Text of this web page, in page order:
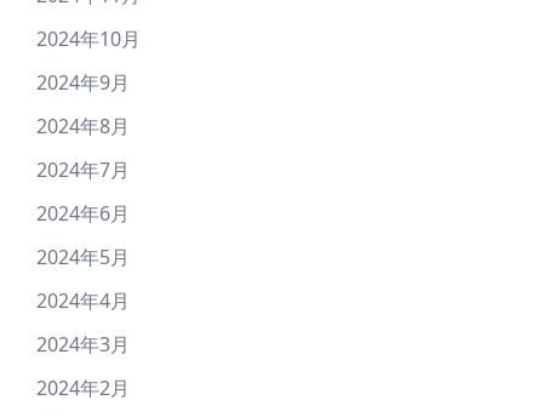
2024年10月
2024年9月
2024年8月
2024年7月
2024年6月
2024年5月
2024年4月
2024年3月
2024年2月